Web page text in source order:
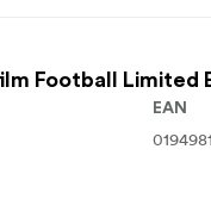
Football Limited
EAN